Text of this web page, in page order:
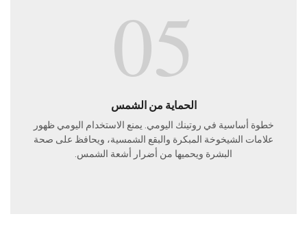
05
الحماية من الشمس
خطوة أساسية في روتينك اليومي. يمنع الاستخدام اليومي ظهور
علامات الشيخوخة المبكرة والبقع الشمسية، ويحافظ على صحة
البشرة ويحميها من أضرار أشعة الشمس.